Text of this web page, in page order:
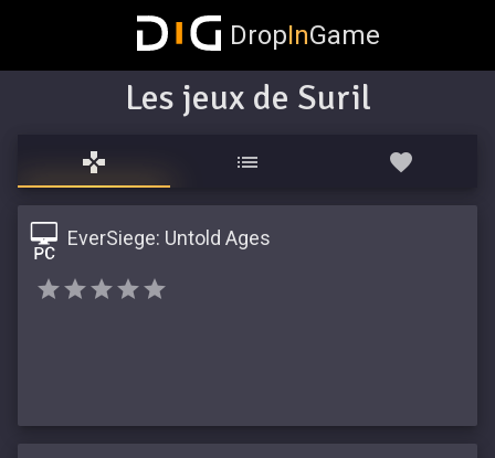
DropInGame
Les jeux de Suril
EverSiege: Untold Ages